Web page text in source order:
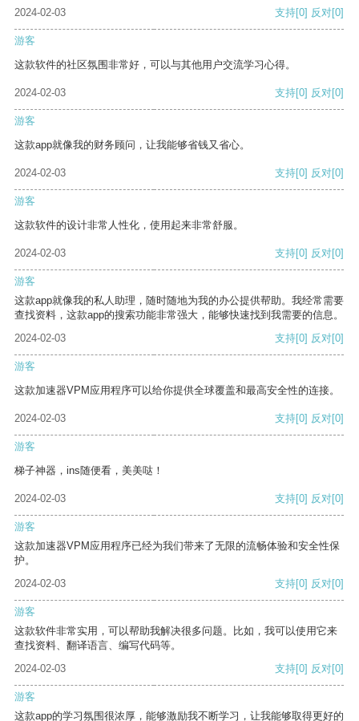
2024-02-03
支持[0] 反对[0]
游客
这款软件的社区氛围非常好，可以与其他用户交流学习心得。
2024-02-03 支持[0] 反对[0]
游客
这款app就像我的财务顾问，让我能够省钱又省心。
2024-02-03 支持[0] 反对[0]
游客
这款软件的设计非常人性化，使用起来非常舒服。
2024-02-03 支持[0] 反对[0]
游客
这款app就像我的私人助理，随时随地为我的办公提供帮助。我经常需要
查找资料，这款app的搜索功能非常强大，能够快速找到我需要的信息。
2024-02-03
支持[0] 反对[0]
游客
这款加速器VPM应用程序可以给你提供全球覆盖和最高安全性的连接。
2024-02-03 支持[0] 反对[0]
游客
梯子神器，ins随便看，美美哒！
2024-02-03 支持[0] 反对[0]
游客
这款加速器VPM应用程序已经为我们带来了无限的流畅体验和安全性保
护。
2024-02-03
支持[0] 反对[0]
游客
这款软件非常实用，可以帮助我解决很多问题。比如，我可以使用它来
查找资料、翻译语言、编写代码等。
2024-02-03
支持[0] 反对[0]
游客
这款app的学习氛围很浓厚，能够激励我不断学习，让我能够取得更好的